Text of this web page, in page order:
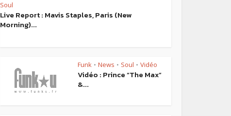
Soul
Live Report : Mavis Staples, Paris (New
Morning)...
Funk • News • Soul • Vidéo
Vidéo : Prince “The Max”
&...